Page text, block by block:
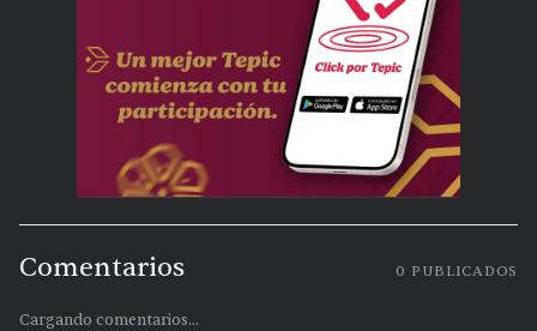
Comentarios 0 PUBLICADOS
Cargando comentarios...